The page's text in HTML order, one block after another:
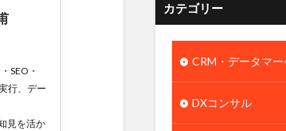
SEO・
行、デー
見を活か
カテゴリー
CRM・データマ
DXコンサル